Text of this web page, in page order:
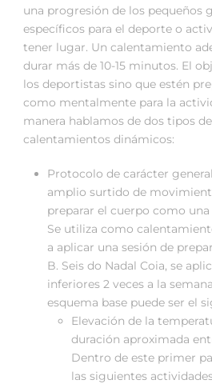
una progresión de los pequeños
específicos para el deporte o
tener lugar. Un calentamiento
durar más de 10-15 minutos. El
los deportistas sino que estén
como mentalmente para la
manera hablamos de dos tipos
calentamientos dinámicos:
Protocolo de carácter
amplio surtido de
preparar el cuerpo como
Se utiliza como
a aplicar una sesión de
B. Seis do Nadal Coia, se
inferiores 2 veces a la
esquema base puede ser el
Elevación de la
duración aproximada
Dentro de este primer
las siguientes